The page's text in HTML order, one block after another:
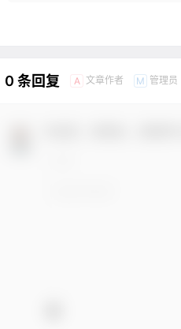
0 条回复 A 文章作者 M 管理员